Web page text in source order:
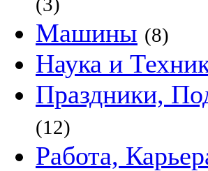
Машины (8)
Наука и
Праздники,
(12)
Работа,